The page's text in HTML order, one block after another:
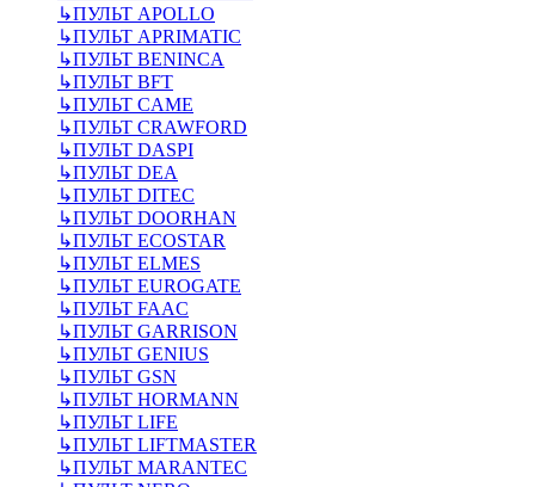
↳ПУЛЬТ APOLLO
↳ПУЛЬТ APRIMATIC
↳ПУЛЬТ BENINCA
↳ПУЛЬТ BFT
↳ПУЛЬТ CAME
↳ПУЛЬТ CRAWFORD
↳ПУЛЬТ DASPI
↳ПУЛЬТ DEA
↳ПУЛЬТ DITEC
↳ПУЛЬТ DOORHAN
↳ПУЛЬТ ECOSTAR
↳ПУЛЬТ ELMES
↳ПУЛЬТ EUROGATE
↳ПУЛЬТ FAAC
↳ПУЛЬТ GARRISON
↳ПУЛЬТ GENIUS
↳ПУЛЬТ GSN
↳ПУЛЬТ HORMANN
↳ПУЛЬТ LIFE
↳ПУЛЬТ LIFTMASTER
↳ПУЛЬТ MARANTEC